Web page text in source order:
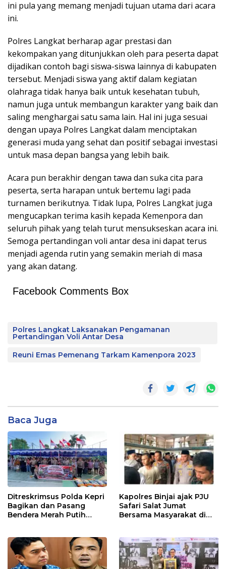
ini pula yang memang menjadi tujuan utama dari acara
ini.
Polres Langkat berharap agar prestasi dan
kekompakan yang ditunjukkan oleh para peserta dapat
dijadikan contoh bagi siswa-siswa lainnya di kabupaten
tersebut. Menjadi siswa yang aktif dalam kegiatan
olahraga tidak hanya baik untuk kesehatan tubuh,
namun juga untuk membangun karakter yang baik dan
saling menghargai satu sama lain. Hal ini juga sesuai
dengan upaya Polres Langkat dalam menciptakan
generasi muda yang sehat dan positif sebagai investasi
untuk masa depan bangsa yang lebih baik.
Acara pun berakhir dengan tawa dan suka cita para
peserta, serta harapan untuk bertemu lagi pada
turnamen berikutnya. Tidak lupa, Polres Langkat juga
mengucapkan terima kasih kepada Kemenpora dan
seluruh pihak yang telah turut mensukseskan acara ini.
Semoga pertandingan voli antar desa ini dapat terus
menjadi agenda rutin yang semakin meriah di masa
yang akan datang.
Facebook Comments Box
Polres Langkat Laksanakan Pengamanan
Pertandingan Voli Antar Desa
Reuni Emas Pemenang Tarkam Kamenpora 2023
Baca Juga
Ditreskrimsus Polda Kepri
Bagikan dan Pasang
Bendera Merah Putih
Kebangsaan.
Kapolres Binjai ajak PJU
Safari Salat Jumat
Bersama Masyarakat di